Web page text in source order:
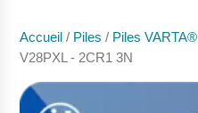
Accueil / Piles / Piles VARTA®
V28PXL - 2CR1 3N